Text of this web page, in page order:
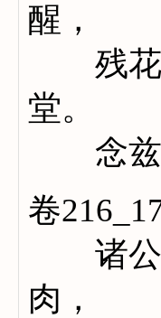
醒，
残花
堂。
念兹
卷
诸公
肉，